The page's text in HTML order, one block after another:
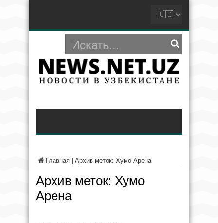
Главная Архив меток: Хумо Арена
Архив меток: Хумо
Арена